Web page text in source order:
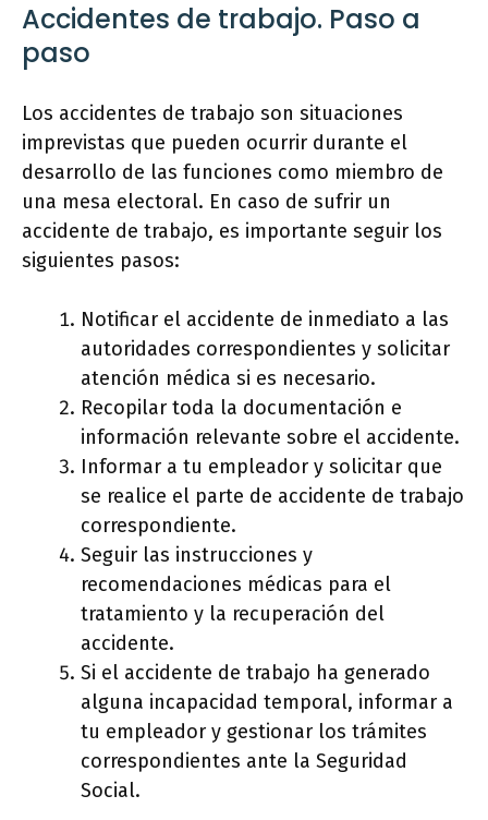
Accidentes de trabajo. Paso a
paso
Los accidentes de trabajo son situaciones
imprevistas que pueden ocurrir durante el
desarrollo de las funciones como miembro de
una mesa electoral. En caso de sufrir un
accidente de trabajo, es importante seguir los
siguientes pasos:
Notificar el accidente de inmediato a las
autoridades correspondientes y solicitar
atención médica si es necesario.
Recopilar toda la documentación e
información relevante sobre el accidente.
Informar a tu empleador y solicitar que
se realice el parte de accidente de trabajo
correspondiente.
Seguir las instrucciones y
recomendaciones médicas para el
tratamiento y la recuperación del
accidente.
Si el accidente de trabajo ha generado
alguna incapacidad temporal, informar a
tu empleador y gestionar los trámites
correspondientes ante la Seguridad
Social.